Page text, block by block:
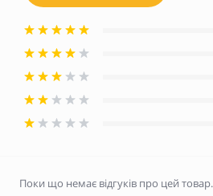
Поки що немає відгуків про цей товар.